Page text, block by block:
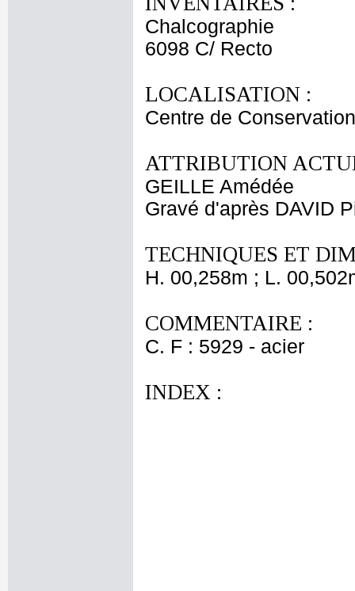
Chalcographie
6098 C/ Recto
LOCALISATION :
Centre de
ATTRIBUTION
GEILLE Amédée
Gravé d'après DAVID
TECHNIQUES ET
H. 00,258m ; L.
COMMENTAIRE :
C. F : 5929 - acier
INDEX :